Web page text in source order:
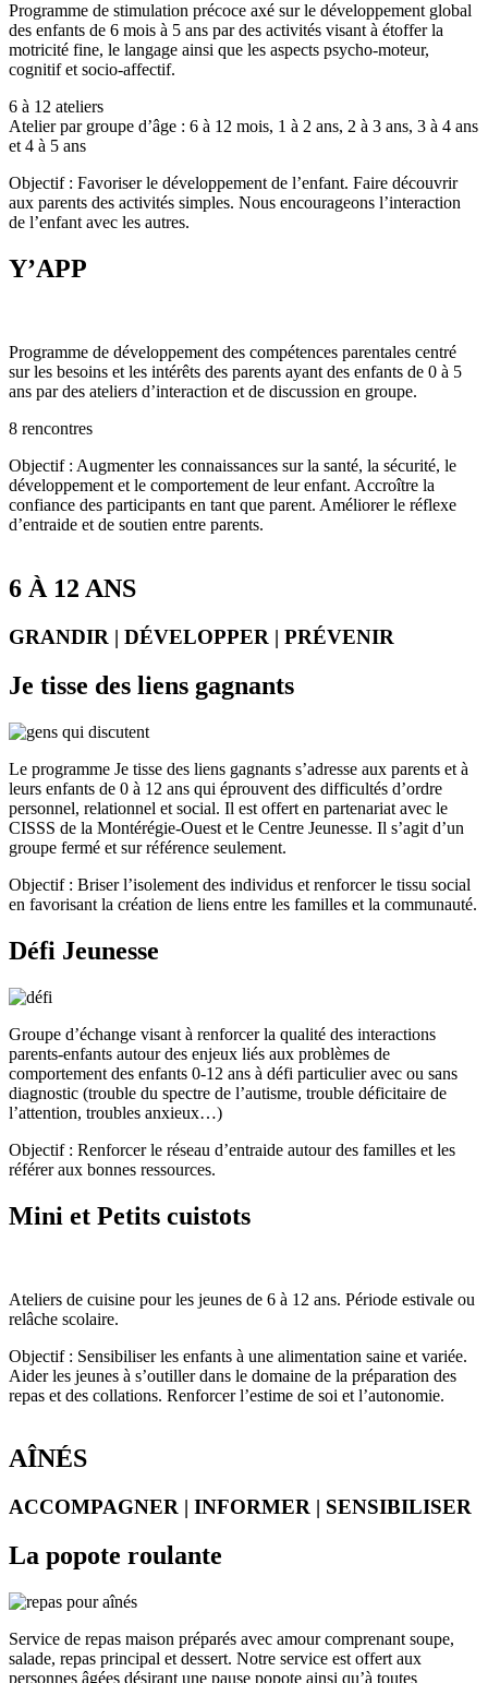
Programme de stimulation précoce axé sur le développement global
des enfants de 6 mois à 5 ans par des activités visant à étoffer la
motricité fine, le langage ainsi que les aspects psycho-moteur,
cognitif et socio-affectif.
6 à 12 ateliers
Atelier par groupe d’âge : 6 à 12 mois, 1 à 2 ans, 2 à 3 ans, 3 à 4 ans
et 4 à 5 ans
Objectif : Favoriser le développement de l’enfant. Faire découvrir
aux parents des activités simples. Nous encourageons l’interaction
de l’enfant avec les autres.
Y’APP
Programme de développement des compétences parentales centré
sur les besoins et les intérêts des parents ayant des enfants de 0 à 5
ans par des ateliers d’interaction et de discussion en groupe.
8 rencontres
Objectif : Augmenter les connaissances sur la santé, la sécurité, le
développement et le comportement de leur enfant. Accroître la
confiance des participants en tant que parent. Améliorer le réflexe
d’entraide et de soutien entre parents.
6 À 12 ANS
GRANDIR | DÉVELOPPER | PRÉVENIR
Je tisse des liens gagnants
Le programme Je tisse des liens gagnants s’adresse aux parents et à
leurs enfants de 0 à 12 ans qui éprouvent des difficultés d’ordre
personnel, relationnel et social. Il est offert en partenariat avec le
CISSS de la Montérégie-Ouest et le Centre Jeunesse. Il s’agit d’un
groupe fermé et sur référence seulement.
Objectif : Briser l’isolement des individus et renforcer le tissu social
en favorisant la création de liens entre les familles et la communauté.
Défi Jeunesse
Groupe d’échange visant à renforcer la qualité des interactions
parents-enfants autour des enjeux liés aux problèmes de
comportement des enfants 0-12 ans à défi particulier avec ou sans
diagnostic (trouble du spectre de l’autisme, trouble déficitaire de
l’attention, troubles anxieux…)
Objectif : Renforcer le réseau d’entraide autour des familles et les
référer aux bonnes ressources.
Mini et Petits cuistots
Ateliers de cuisine pour les jeunes de 6 à 12 ans. Période estivale ou
relâche scolaire.
Objectif : Sensibiliser les enfants à une alimentation saine et variée.
Aider les jeunes à s’outiller dans le domaine de la préparation des
repas et des collations. Renforcer l’estime de soi et l’autonomie.
AÎNÉS
ACCOMPAGNER | INFORMER | SENSIBILISER
La popote roulante
Service de repas maison préparés avec amour comprenant soupe,
salade, repas principal et dessert. Notre service est offert aux
personnes âgées désirant une pause popote ainsi qu’à toutes